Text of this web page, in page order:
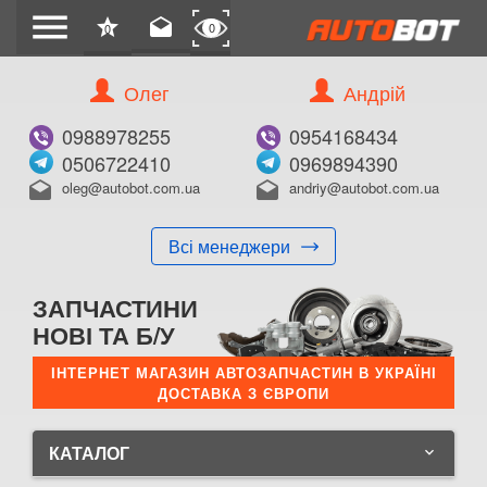
menu star
0 drafts 0
Олег
0988978255
0506722410
drafts oleg@autobot.com.ua
Всі менеджери
Андрій
0954168434
0969894390
drafts andriy@autobot.com.ua
ЗАПЧАСТИНИ
НОВІ ТА Б/У
ІНТЕРНЕТ МАГАЗИН АВТОЗАПЧАСТИН В УКРАЇНІ
ДОСТАВКА З ЄВРОПИ
КАТАЛОГ keyboard_arrow_down